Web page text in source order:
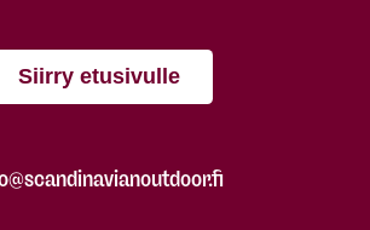
Siirry etusivulle